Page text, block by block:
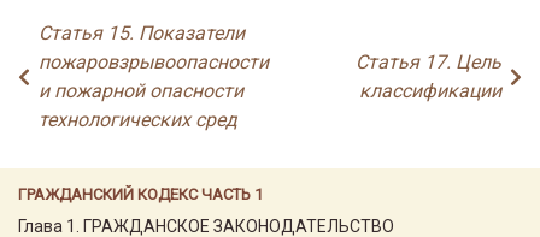
ГРАЖДАНСКИЙ КОДЕКС ЧАСТЬ 1
Глава 1. ГРАЖДАНСКОЕ ЗАКОНОДАТЕЛЬСТВО
Статья 15. Показатели
пожаровзрывоопасности
и пожарной опасности
технологических сред
Статья 17. Цель
классификации